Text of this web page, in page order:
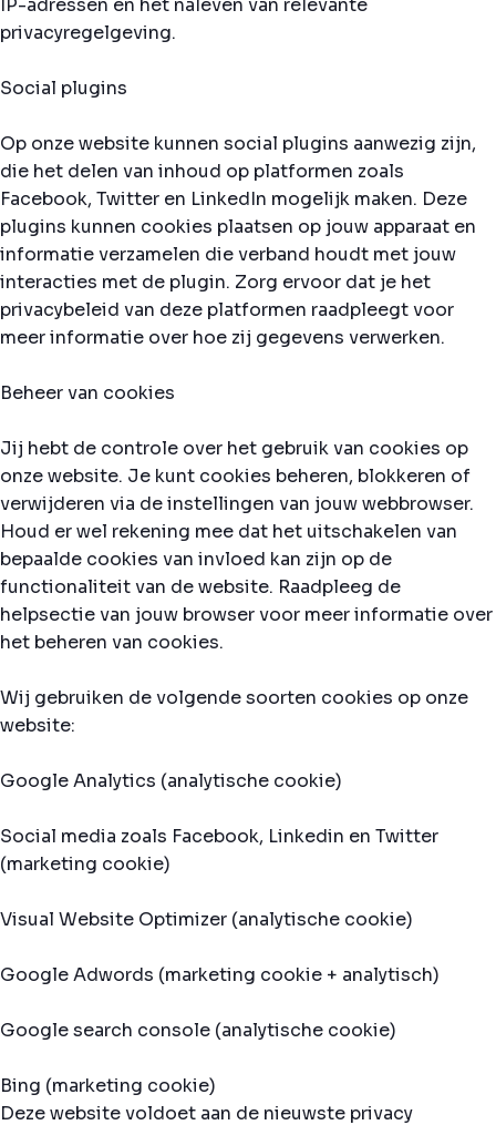
IP-adressen en het naleven van relevante
privacyregelgeving.
Social plugins
Op onze website kunnen social plugins aanwezig zijn,
die het delen van inhoud op platformen zoals
Facebook, Twitter en LinkedIn mogelijk maken. Deze
plugins kunnen cookies plaatsen op jouw apparaat en
informatie verzamelen die verband houdt met jouw
interacties met de plugin. Zorg ervoor dat je het
privacybeleid van deze platformen raadpleegt voor
meer informatie over hoe zij gegevens verwerken.
Beheer van cookies
Jij hebt de controle over het gebruik van cookies op
onze website. Je kunt cookies beheren, blokkeren of
verwijderen via de instellingen van jouw webbrowser.
Houd er wel rekening mee dat het uitschakelen van
bepaalde cookies van invloed kan zijn op de
functionaliteit van de website. Raadpleeg de
helpsectie van jouw browser voor meer informatie over
het beheren van cookies.
Wij gebruiken de volgende soorten cookies op onze
website:
Google Analytics (analytische cookie)
Social media zoals Facebook, Linkedin en Twitter
(marketing cookie)
Visual Website Optimizer (analytische cookie)
Google Adwords (marketing cookie + analytisch)
Google search console (analytische cookie)
Bing (marketing cookie)
Deze website voldoet aan de nieuwste privacy